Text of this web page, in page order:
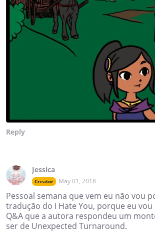
Reply
Jessica
Creator May 01, 2018
Pessoal semana que vem eu não vou
tradução do I Hate You, porque eu
Q&A que a autora respondeu um
ser de Unexpected Turnaround.